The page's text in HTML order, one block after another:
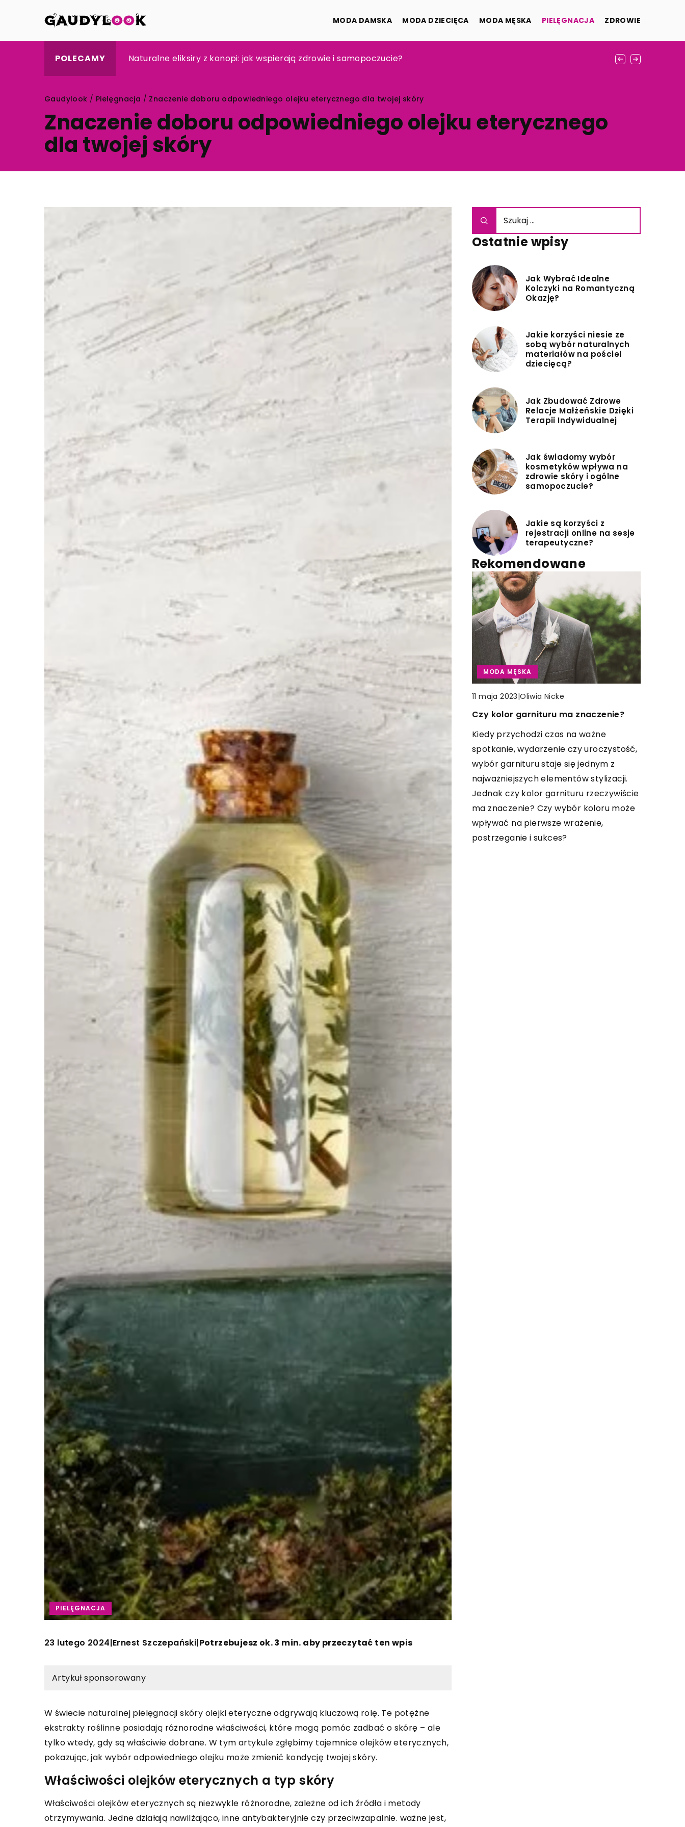
MODA DAMSKA MODA DZIECIĘCA MODA MĘSKA PIELĘGNACJA ZDROWIE
POLECAMY Jak wybrać idealną koszulę do garnituru na różne okazje?
Naturalne eliksiry z konopi: jak wspierają zdrowie i samopoczucie?
Jak dobrać odpowiedni zestaw startowy e-papierosa dla początkujących?
Gaudylook / Pielęgnacja / Znaczenie doboru odpowiedniego olejku eterycznego dla twojej skóry
Znaczenie doboru odpowiedniego olejku eterycznego
dla twojej skóry
PIELĘGNACJA
23 lutego 2024|Ernest Szczepański|Potrzebujesz ok. 3 min. aby przeczytać ten wpis
Artykuł sponsorowany
W świecie naturalnej pielęgnacji skóry olejki eteryczne odgrywają kluczową rolę. Te potężne
ekstrakty roślinne posiadają różnorodne właściwości, które mogą pomóc zadbać o skórę – ale
tylko wtedy, gdy są właściwie dobrane. W tym artykule zgłębimy tajemnice olejków eterycznych,
pokazując, jak wybór odpowiedniego olejku może zmienić kondycję twojej skóry.
Właściwości olejków eterycznych a typ skóry
Właściwości olejków eterycznych są niezwykle różnorodne, zależne od ich źródła i metody
otrzymywania. Jedne działają nawilżająco, inne antybakteryjnie czy przeciwzapalnie. ważne jest,
Ostatnie wpisy
Jak Wybrać Idealne
Kolczyki na Romantyczną
Okazję?
Jakie korzyści niesie ze
sobą wybór naturalnych
materiałów na pościel
dziecięcą?
Jak Zbudować Zdrowe
Relacje Małżeńskie Dzięki
Terapii Indywidualnej
Jak świadomy wybór
kosmetyków wpływa na
zdrowie skóry i ogólne
samopoczucie?
Jakie są korzyści z
rejestracji online na sesje
terapeutyczne?
Rekomendowane
INNE
21 stycznia 2025|Redaktor Blue Whale Press
Sztuka plakatowa jako sposób na
nadanie charakteru wnętrzom
Odkryj, jak sztuka plakatowa może
wzbogacić Twoje wnętrze, nadając mu
unikalny charakter. Dowiedz się, jak
wybrać odpowiednie plakaty, by styl i
osobowość Twojego domu były
odzwierciedlone w każdym detalu.
ZDROWIE
7 lutego 2025|Redaktor Blue Whale Press
Korzyści z prywatnej opieki
ginekologicznej: Czego możesz się
spodziewać?
Dowiedz się, jakie zalety niesie ze sobą
prywatna opieka ginekologiczna i
dlaczego warto ją wybrać. Poznaj
aspekty związane z komfortem
pacjentki oraz profesjonalnym
podejściem do zdrowia kobiety.
MODA MĘSKA
11 maja 2023|Oliwia Nicke
Czy kolor garnituru ma znaczenie?
Kiedy przychodzi czas na ważne
spotkanie, wydarzenie czy uroczystość,
wybór garnituru staje się jednym z
najważniejszych elementów stylizacji.
Jednak czy kolor garnituru rzeczywiście
ma znaczenie? Czy wybór koloru może
wpływać na pierwsze wrażenie,
postrzeganie i sukces?